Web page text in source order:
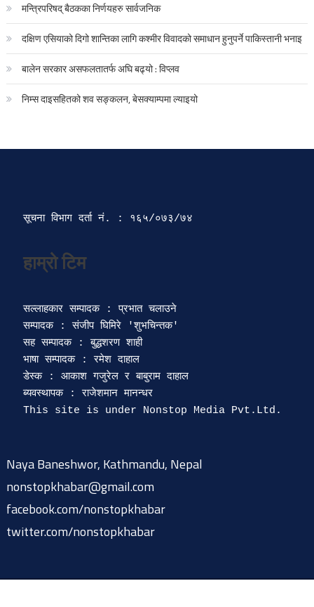
मन्त्रिपरिषद् बैठकका निर्णयहरु सार्वजनिक
दक्षिण एसियाको दिगो शान्तिका लागि कश्मीर विवादको समाधान हुनुपर्ने पाकिस्तानी भनाइ
बालेन सरकार असफलतातर्फ अघि बढ्यो : विप्लव
निम्स दाइसहितको शव सङ्कलन, बेसक्याम्पमा ल्याइयो
सूचना विभाग दर्ता‍ नं. : १६५/०७३/७४
हाम्रो टिम
सल्लाहकार सम्पादक : प्रभात चलाउने
सम्पादक : संजीप घिमिरे 'शुभचिन्तक'
सह सम्पादक : बुद्धशरण शाही
भाषा सम्पादक : रमेश दाहाल
डेस्क : आकाश गजुरेल र बाबुराम दाहाल
ब्यवस्थापक : राजेशमान मानन्धर
Naya Baneshwor, Kathmandu, Nepal
nonstopkhabar@gmail.com
facebook.com/nonstopkhabar
twitter.com/nonstopkhabar